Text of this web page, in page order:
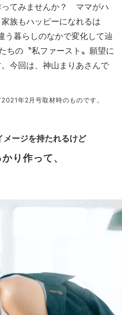
楽し
い
ってみませんか？ ママがハ
族もハッピーになれるは
暮らしのなかで変化して辿
ちの〝私ファースト〟願望に
今回は、神山まりあさんで
年2月号取材時のものです。
メージを持たれるけど
り作って、